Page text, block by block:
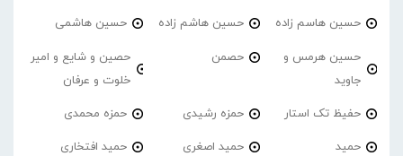
حسین هاسم زاده حسین هاشم زاده حسین هاشمی
حسین هرمس و
جاوید
حصمن
حصین و شایع و امیر
خلوت و عرفان
حفیظ تک استار حمزه رشیدی حمزه محمدی
حمید حمید اصغری حمید افتخاری